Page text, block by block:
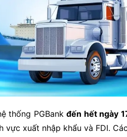
thống PGBank đến hết ngày
xuất nhập khẩu và FDI.